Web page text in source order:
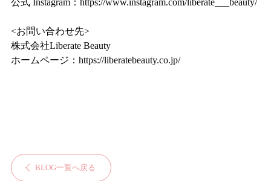
<お問い合わせ先>
株式会社Liberate Beauty
ホームページ： https://liberatebeauty.co.jp/
BLOG一覧へ戻る